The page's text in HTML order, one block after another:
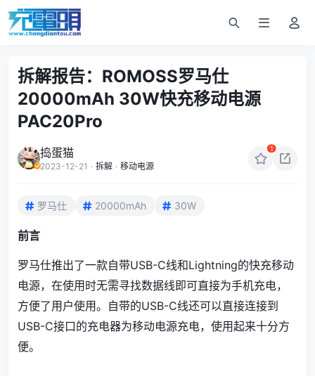
拆解报告：ROMOSS罗马仕
20000mAh 30W快充移动电源
PAC20Pro
捣蛋猫
2023-12-21 · 拆解 · 移动电源
1
罗马仕 20000mAh 30W
前言
罗马仕推出了一款自带USB-C线和Lightning的快充移动
电源，在使用时无需寻找数据线即可直接为手机充电，
方便了用户使用。自带的USB-C线还可以直接连接到
USB-C接口的充电器为移动电源充电，使用起来十分方
便。